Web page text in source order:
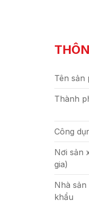
Tên sản
Thành
Công
Nơi sản
gia)
Nhà
khẩu